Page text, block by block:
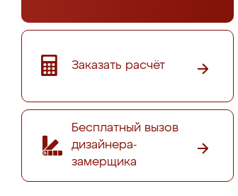
Заказать расчёт
Бесплатный вызов
дизайнера-
замерщика